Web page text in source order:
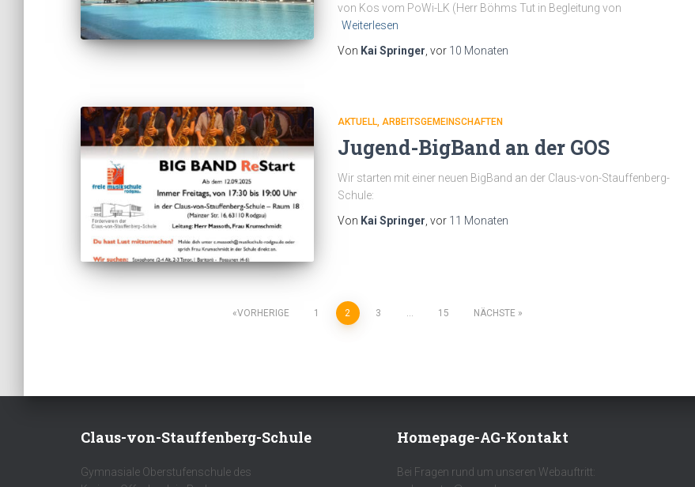
von Kos vom PoWi-LK (Herr Böhms Tut in Begleitung von
Weiterlesen
Von Kai Springer , vor 10 Monaten
AKTUELL ARBEITSGEMEINSCHAFTEN
Jugend-BigBand an der GOS
Wir starten mit einer neuen BigBand an der Claus-von-Stauffenberg-
Schule:
Von Kai Springer , vor 11 Monaten
Seitennummerierung
VORHERIGE 1 2 3 … 15 NÄCHSTE
Claus-von-Stauffenberg-Schule
Gymnasiale Oberstufenschule des
Homepage-AG-Kontakt
Bei Fragen rund um unseren Webauftritt: